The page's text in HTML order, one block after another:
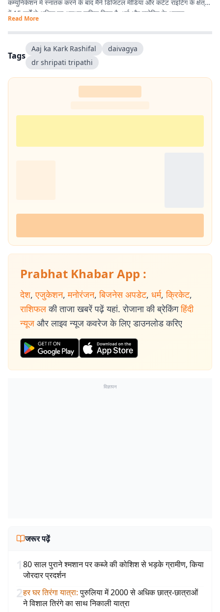
कम्युनिकेशन में स्नातक करने के बाद मैंने डिजिटल मीडिया और कंटेंट राइटिंग के क्षेत्र
में 15 वर्षों से अधिक का अनुभव हासिल किया है. धर्म और ज्योतिष के अलावा
एंटरटेनमेंट, लाइफस्टाइल और शिक्षा जैसे विषयों पर भी लगातार लेखन करता रहा हूं.
मेरी कोशिश रहती है कि जटिल विषयों को आसान, रोचक और भरोसेमंद तरीके से पाठकों
तक पहुंचाया जाए.
Read More
Tags
Aaj ka Kark Rashifal
daivagya
dr shripati tripathi
Prabhat Khabar App :
देश, एजुकेशन, मनोरंजन, बिजनेस अपडेट, धर्म, क्रिकेट,
राशिफल की ताजा खबरें पढ़ें यहां. रोजाना की ब्रेकिंग हिंदी
न्यूज और लाइव न्यूज कवरेज के लिए डाउनलोड करिए
विज्ञापन
जरूर पढ़ें
180 साल पुराने श्मशान पर कब्जे की कोशिश से भड़के ग्रामीण, किया
जोरदार प्रदर्शन
2हर घर तिरंगा यात्रा: पुरुलिया में 2000 से अधिक छात्र-छात्राओं
ने विशाल तिरंगे का साथ निकाली यात्रा